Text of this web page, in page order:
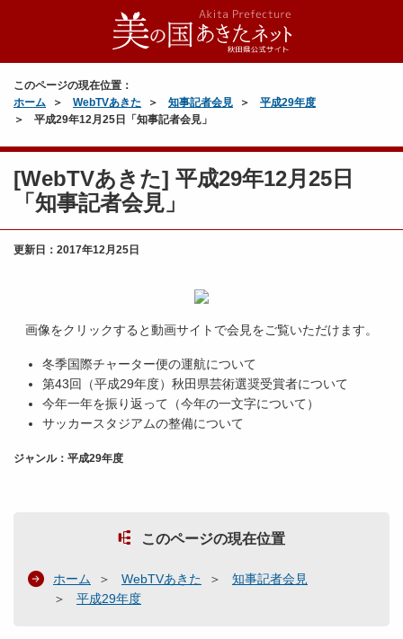
このページの現在位置：
ホーム
WebTVあきた 知事記者会見
平成29年度
平成29年12月25日「知事記者会見」
[WebTVあきた] 平成29年12月25日
「知事記者会見」
更新日： 2017年12月25日
画像をクリックすると動画サイトで会見をご覧いただけます。
冬季国際チャーター便の運航について
第43回（平成29年度）秋田県芸術選奨受賞者について
今年一年を振り返って（今年の一文字について）
サッカースタジアムの整備について
ジャンル：平成29年度
このページの現在位置
ホーム WebTVあきた
知事記者会見
平成29年度